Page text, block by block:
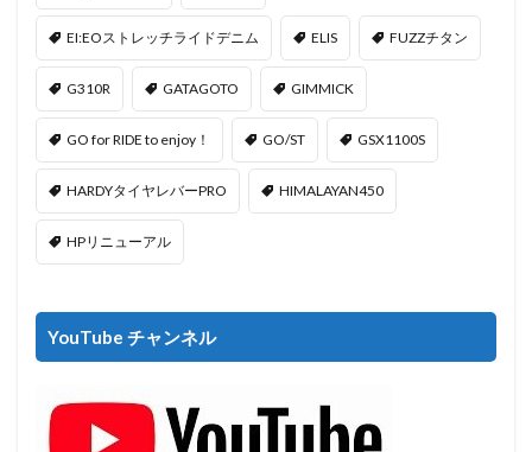
EI:EOストレッチライドデニム ELIS FUZZチタン
G310R GATAGOTO GIMMICK
GO for RIDE to enjoy！ GO/ST GSX1100S
HARDYタイヤレバーPRO HIMALAYAN450
HPリニューアル
YouTube チャンネル